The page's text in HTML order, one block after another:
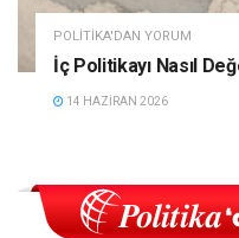
POLITIKA'DAN YORUM
İç Politikayı Nasıl
14 HAZIRAN 2026